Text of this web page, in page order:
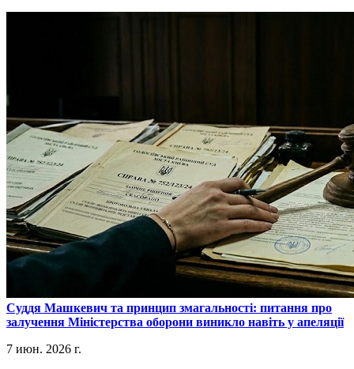
​Суддя Машкевич та принцип змагальності: питання про
залучення Міністерства оборони виникло навіть у апеляції
7 июн. 2026 г.